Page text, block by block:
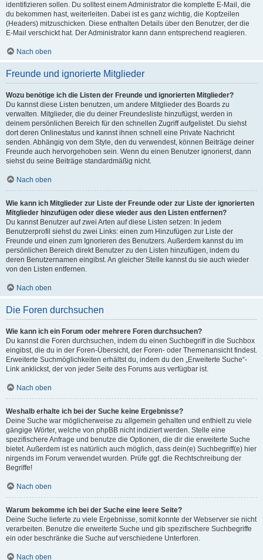
identifizieren sollen. Du solltest einem Administrator die komplette E-Mail, die
du bekommen hast, weiterleiten. Dabei ist es ganz wichtig, die Kopfzeilen
(Headers) mitzuschicken. Diese enthalten Details über den Benutzer, der die
E-Mail verschickt hat. Der Administrator kann dann entsprechend reagieren.
Nach oben
Freunde und ignorierte Mitglieder
Wozu benötige ich die Listen der Freunde und ignorierten Mitglieder?
Du kannst diese Listen benutzen, um andere Mitglieder des Boards zu
verwalten. Mitglieder, die du deiner Freundesliste hinzufügst, werden in
deinem persönlichen Bereich für den schnellen Zugriff aufgelistet. Du siehst
dort deren Onlinestatus und kannst ihnen schnell eine Private Nachricht
senden. Abhängig von dem Style, den du verwendest, können Beiträge deiner
Freunde auch hervorgehoben sein. Wenn du einen Benutzer ignorierst, dann
siehst du seine Beiträge standardmäßig nicht.
Nach oben
Wie kann ich Mitglieder zur Liste der Freunde oder zur Liste der ignorierten
Mitglieder hinzufügen oder diese wieder aus den Listen entfernen?
Du kannst Benutzer auf zwei Arten auf diese Listen setzen: In jedem
Benutzerprofil siehst du zwei Links: einen zum Hinzufügen zur Liste der
Freunde und einen zum Ignorieren des Benutzers. Außerdem kannst du im
persönlichen Bereich direkt Benutzer zu den Listen hinzufügen, indem du
deren Benutzernamen eingibst. An gleicher Stelle kannst du sie auch wieder
von den Listen entfernen.
Nach oben
Die Foren durchsuchen
Wie kann ich ein Forum oder mehrere Foren durchsuchen?
Du kannst die Foren durchsuchen, indem du einen Suchbegriff in die Suchbox
eingibst, die du in der Foren-Übersicht, der Foren- oder Themenansicht findest.
Erweiterte Suchmöglichkeiten erhältst du, indem du den „Erweiterte Suche“-
Link anklickst, der von jeder Seite des Forums aus verfügbar ist.
Nach oben
Weshalb erhalte ich bei der Suche keine Ergebnisse?
Deine Suche war möglicherweise zu allgemein gehalten und enthielt zu viele
gängige Wörter, welche von phpBB nicht indiziert werden. Stelle eine
spezifischere Anfrage und benutze die Optionen, die dir die erweiterte Suche
bietet. Außerdem ist es natürlich auch möglich, dass dein(e) Suchbegriff(e) hier
nirgends im Forum verwendet wurden. Prüfe ggf. die Rechtschreibung der
Begriffe!
Nach oben
Warum bekomme ich bei der Suche eine leere Seite?
Deine Suche lieferte zu viele Ergebnisse, somit konnte der Webserver sie nicht
verarbeiten. Benutze die erweiterte Suche und gib spezifischere Suchbegriffe
ein oder beschränke die Suche auf verschiedene Unterforen.
Nach oben